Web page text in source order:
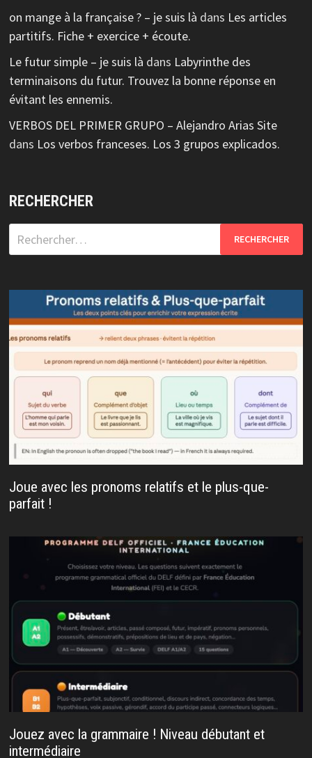
on mange à la française ? – je suis là dans Les articles
partitifs. Fiche + exercice + écoute.
Le futur simple – je suis là dans Labyrinthe des
terminaisons du futur. Trouvez la bonne réponse en
évitant les ennemis.
VERBOS DEL PRIMER GRUPO – Alejandro Arias Site
dans Los verbos franceses. Los 3 grupos explicados.
RECHERCHER
Rechercher :
Joue avec les pronoms relatifs et le plus-que-
parfait !
Jouez avec la grammaire ! Niveau débutant et
intermédiaire